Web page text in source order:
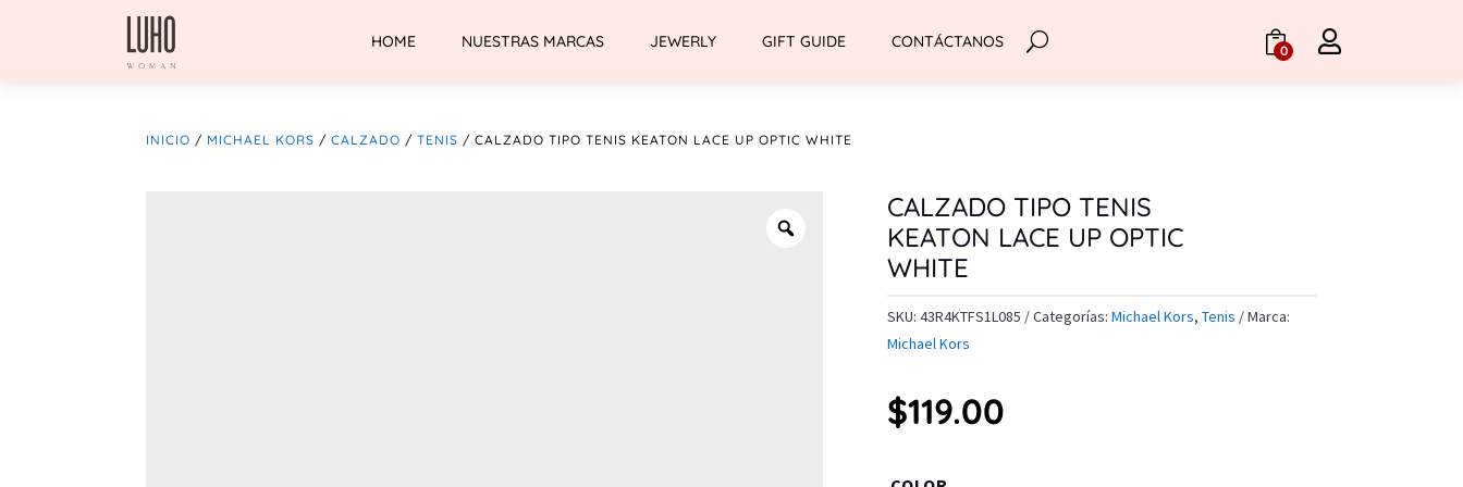
HOME NUESTRAS MARCAS JEWERLY GIFT GUIDE CONTÁCTANOS 0 
INICIO / MICHAEL KORS /CALZADO /TENIS / CALZADO TIPO TENIS KEATON LACE UP OPTIC WHITE
CALZADO TIPO TENIS
KEATON LACE UP OPTIC
WHITE
SKU: 43R4KTFS1L085 Categorías: Michael Kors, Tenis
Marca:
Michael Kors
$119.00